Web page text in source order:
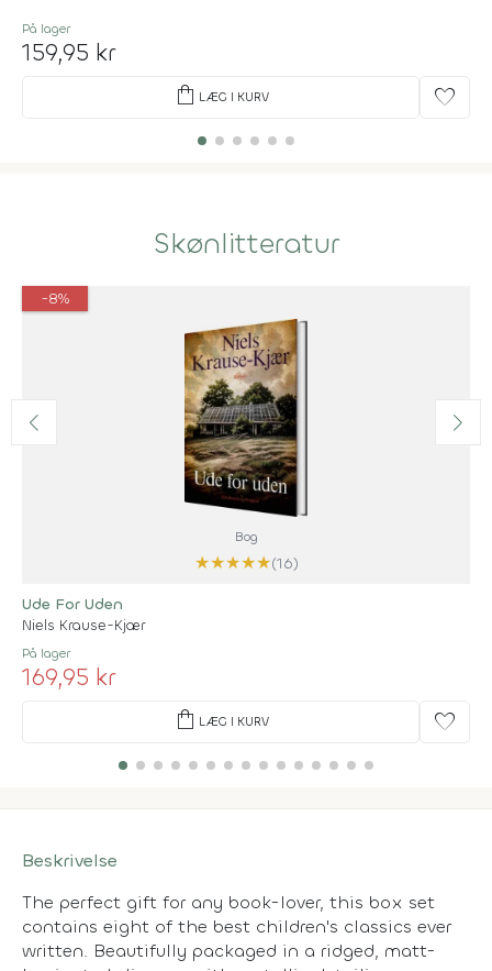
På lager
159,95 kr
shopping_bag LÆG I KURV favorite
Skønlitteratur
-8%
Bog
★★★★★(16)
Ude For Uden
Niels Krause-Kjær
På lager
169,95 kr
shopping_bag LÆG I KURV favorite
Beskrivelse
The perfect gift for any book-lover, this box set
contains eight of the best children's classics ever
written. Beautifully packaged in a ridged, matt-